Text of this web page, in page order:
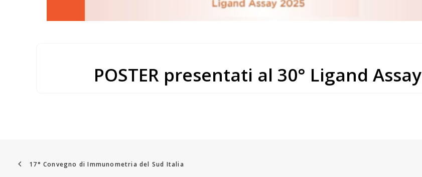
POSTER presentati al 30° Ligand Assay
17° Convegno di Immunometria del Sud Italia